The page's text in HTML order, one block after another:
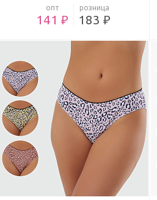
опт
141 ₽
розница
183 ₽